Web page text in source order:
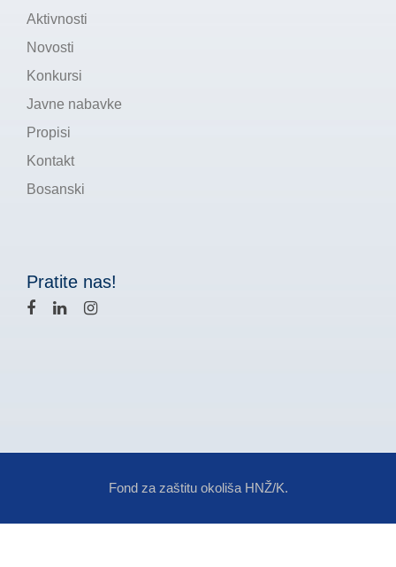
Aktivnosti
Novosti
Konkursi
Javne nabavke
Propisi
Kontakt
Bosanski
Pratite nas!
Fond za zaštitu okoliša HNŽ/K.